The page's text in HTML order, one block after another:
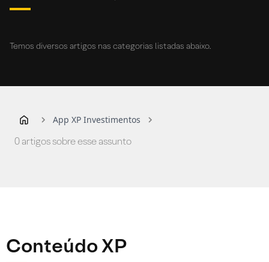
Temos diversos artigos nas categorias listadas abaixo.
App XP Investimentos
0 artigos sobre esse assunto
Conteúdo XP